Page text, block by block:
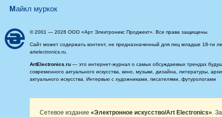
майкл муркок
© 2001 — 2026 ООО «Арт Электроникс Проджект». Все права защищены.
Сайт может содержать контент, не предназначенный для лиц младше 18-ти
artelectronics.ru.
ArtElectronics.ru — это интернет-журнал о самых обсуждаемых трендах
современного актуального искусства, кино, музыки, дизайна, литературы,
актуального искусства. Интервью с художниками, писателями, футурологами
Сетевое издание «Электронное искусство/Art Electronics» .